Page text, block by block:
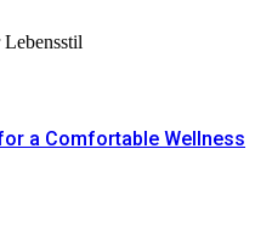
a Comfortable Wellness